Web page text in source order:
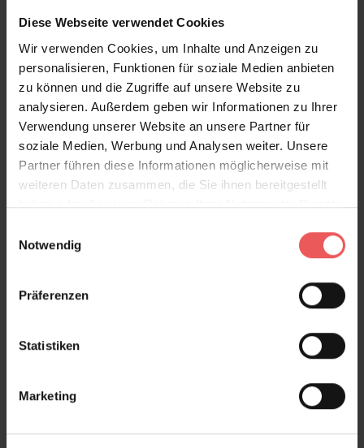
Diese Webseite verwendet Cookies
Wir verwenden Cookies, um Inhalte und Anzeigen zu
personalisieren, Funktionen für soziale Medien anbieten
zu können und die Zugriffe auf unsere Website zu
analysieren. Außerdem geben wir Informationen zu Ihrer
Verwendung unserer Website an unsere Partner für
soziale Medien, Werbung und Analysen weiter. Unsere
Partner führen diese Informationen möglicherweise mit
weiteren Daten zusammen, die Sie ihnen bereitgestellt
haben oder die sie im Rahmen Ihrer Nutzung der Dienste
Notwendig
Präferenzen
Statistiken
Marketing
Produktgalerie überspringen
Varianten
Grüß Gott von Sara Starosky